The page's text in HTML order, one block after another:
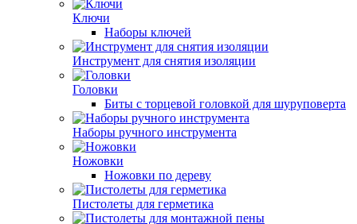
Ключи
Наборы ключей
Инструмент для снятия изоляции
Головки
Биты с торцевой головкой для шуруповерта
Наборы ручного инструмента
Ножовки
Ножовки по дереву
Пистолеты для герметика